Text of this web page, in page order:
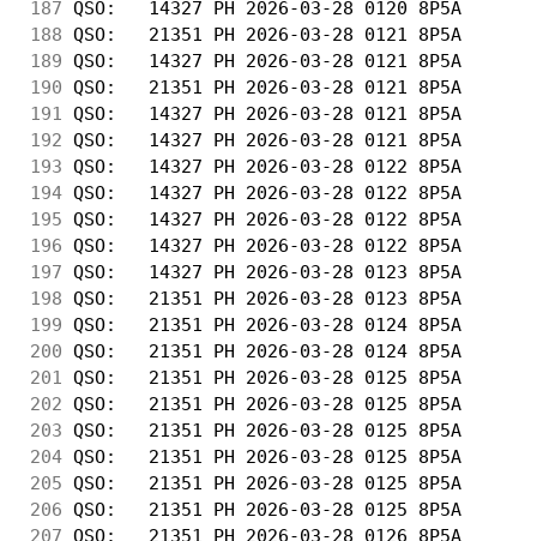
187 QSO:   14327 PH 2026-03-28 0120
188 QSO:   21351 PH 2026-03-28 0121
189 QSO:   14327 PH 2026-03-28 0121
190 QSO:   21351 PH 2026-03-28 0121
191
QSO:   14327 PH 2026-03-28 0121
192 QSO:   14327 PH 2026-03-28 0121
193 QSO:   14327 PH 2026-03-28 0122
194 QSO:   14327 PH 2026-03-28 0122
195 QSO:   14327 PH 2026-03-28 0122
196 QSO:   14327 PH 2026-03-28 0122
197 QSO:   14327 PH 2026-03-28 0123
198 QSO:   21351 PH 2026-03-28 0123
199 QSO:   21351 PH 2026-03-28 0124
200 QSO:   21351 PH 2026-03-28 0124
201
QSO:   21351 PH 2026-03-28 0125
202 QSO:   21351 PH 2026-03-28 0125
203 QSO:   21351 PH 2026-03-28 0125
204 QSO:   21351 PH 2026-03-28 0125
205 QSO:   21351 PH 2026-03-28 0125
206 QSO:   21351 PH 2026-03-28 0125
207 QSO:   21351 PH 2026-03-28 0126